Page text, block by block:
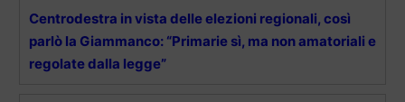
Centrodestra in vista delle elezioni regionali, così
parlò la Giammanco: “Primarie sì, ma non amatoriali e
regolate dalla legge”